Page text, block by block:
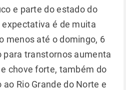
e parte do estado do
é de muita
menos até o domingo, 6
para transtornos aumenta
chove forte, também do
Rio Grande do Norte e